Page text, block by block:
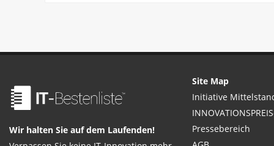
Wir halten Sie auf dem Laufenden!
Site Map
Initiative
Pressebereich